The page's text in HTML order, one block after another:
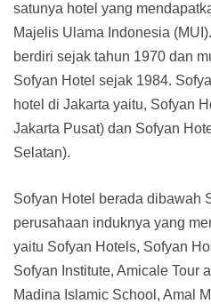
satunya hotel yang
Majelis Ulama Indonesia
berdiri sejak tahun 1970 dan
Sofyan Hotel sejak 1984.
hotel di Jakarta yaitu, Sofyan
Jakarta Pusat) dan Sofyan
Selatan).
Sofyan Hotel berada dibawah
perusahaan induknya yang
yaitu Sofyan Hotels, Sofyan
Sofyan Institute, Amicale Tour
Madina Islamic School, Amal